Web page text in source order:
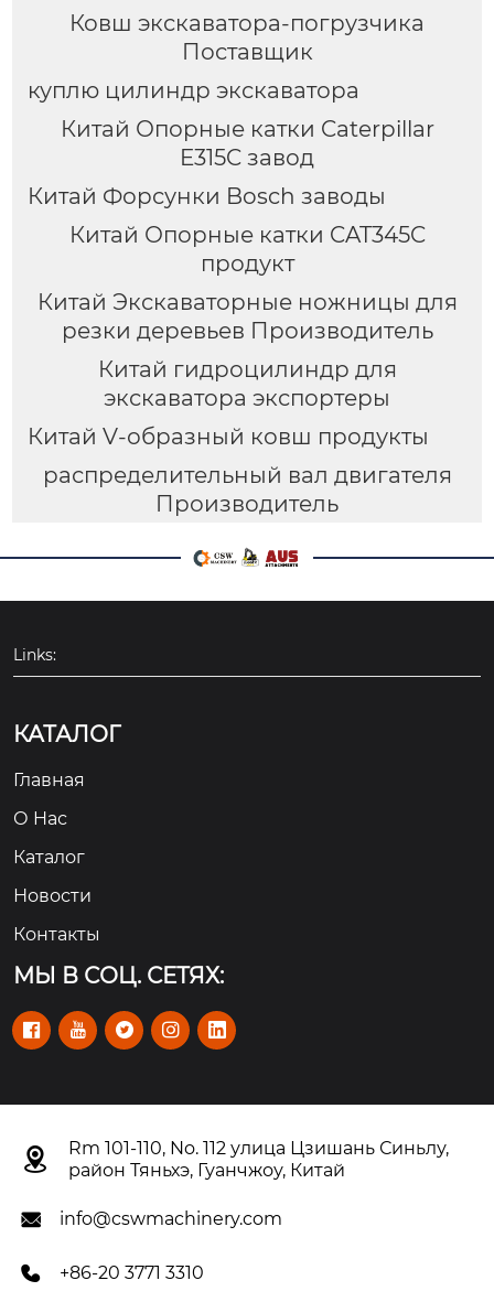
Ковш экскаватора-погрузчика
Поставщик
куплю цилиндр экскаватора
Китай Опорные катки Caterpillar
E315C завод
Китай Форсунки Bosch заводы
Китай Опорные катки CAT345C
продукт
Китай Экскаваторные ножницы для
резки деревьев Производитель
Китай гидроцилиндр для
экскаватора экспортеры
Китай V-образный ковш продукты
распределительный вал двигателя
Производитель
Links:
КАТАЛОГ
Главная
О Hас
Каталог
Новости
Контакты
МЫ В СОЦ. СЕТЯХ:
    

Rm 101-110, No. 112 улица Цзишань Синьлу,
район Тяньхэ, Гуанчжоу, Китай
 info@cswmachinery.com
 +86-20 3771 3310